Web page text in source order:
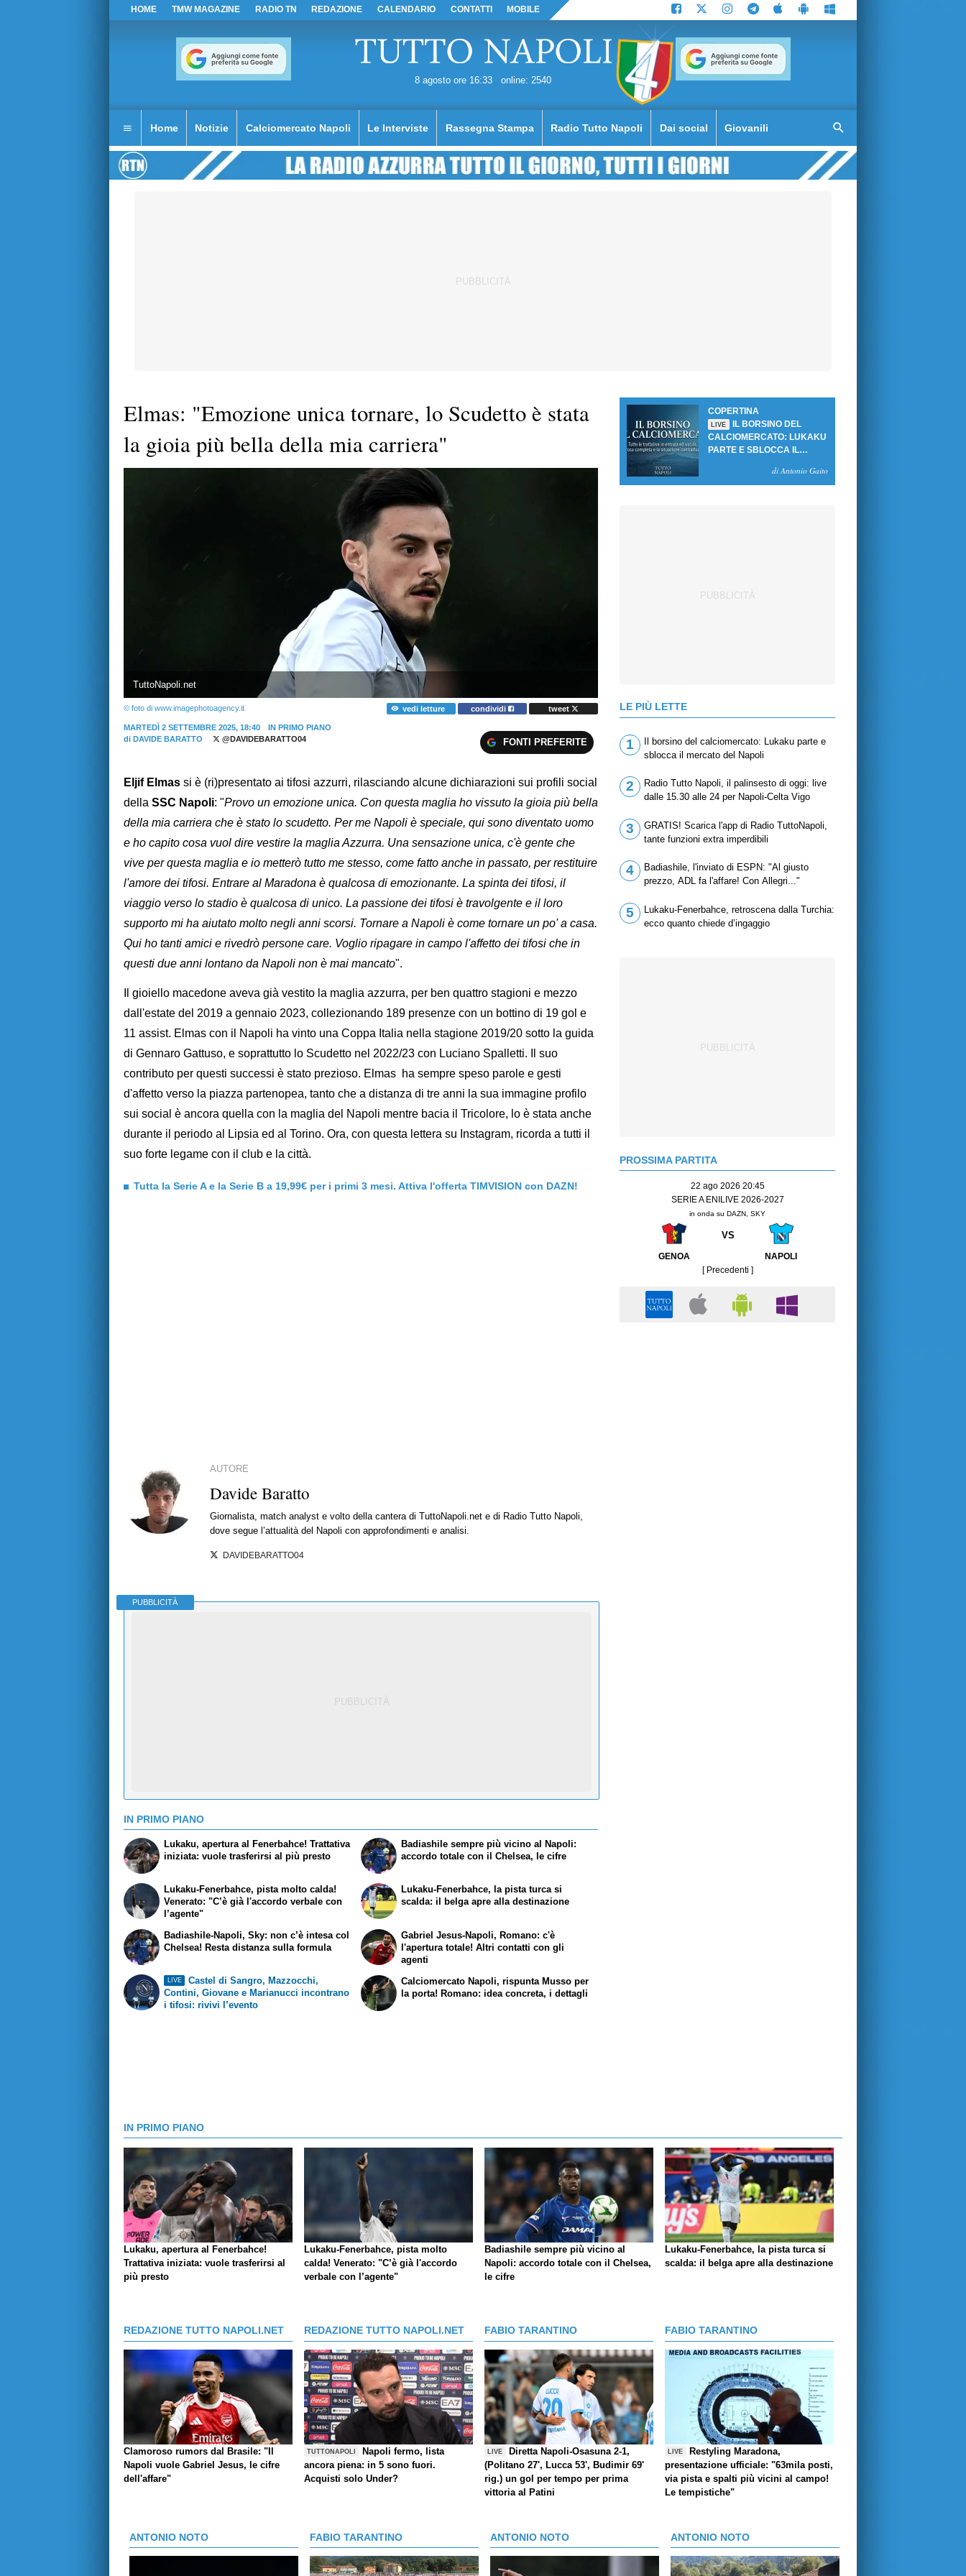
HOME TMW MAGAZINE RADIO TN REDAZIONE CALENDARIO CONTATTI MOBILE
8 agosto ore 16:33 online: 2540
Home Notizie Calciomercato Napoli Le Interviste Rassegna Stampa Radio Tutto Napoli Dai social Giovanili
Elmas: "Emozione unica tornare, lo Scudetto è stata
la gioia più bella della mia carriera"
TuttoNapoli.net
© foto di www.imagephotoagency.it vedi letture condividi tweet
MARTEDÌ 2 SETTEMBRE 2025, 18:40
IN PRIMO PIANO
di DAVIDE BARATTO @DAVIDEBARATTO04 FONTI PREFERITE
Eljif Elmas si è (ri)presentato ai tifosi azzurri, rilasciando alcune dichiarazioni sui profili social
della SSC Napoli: "Provo un emozione unica. Con questa maglia ho vissuto la gioia più bella
della mia carriera che è stato lo scudetto. Per me Napoli è speciale, qui sono diventato uomo
e ho capito cosa vuol dire vestire la maglia Azzurra. Una sensazione unica, c'è gente che
vive per questa maglia e io metterò tutto me stesso, come fatto anche in passato, per restituire
l'amore dei tifosi. Entrare al Maradona è qualcosa di emozionante. La spinta dei tifosi, il
viaggio verso lo stadio è qualcosa di unico. La passione dei tifosi è travolgente e il loro
supporto mi ha aiutato molto negli anni scorsi. Tornare a Napoli è come tornare un po' a casa.
Qui ho tanti amici e rivedrò persone care. Voglio ripagare in campo l'affetto dei tifosi che in
questi due anni lontano da Napoli non è mai mancato".
Il gioiello macedone aveva già vestito la maglia azzurra, per ben quattro stagioni e mezzo
dall'estate del 2019 a gennaio 2023, collezionando 189 presenze con un bottino di 19 gol e
11 assist. Elmas con il Napoli ha vinto una Coppa Italia nella stagione 2019/20 sotto la guida
di Gennaro Gattuso, e soprattutto lo Scudetto nel 2022/23 con Luciano Spalletti. Il suo
contributo per questi successi è stato prezioso. Elmas ha sempre speso parole e gesti
d'affetto verso la piazza partenopea, tanto che a distanza di tre anni la sua immagine profilo
sui social è ancora quella con la maglia del Napoli mentre bacia il Tricolore, lo è stata anche
durante il periodo al Lipsia ed al Torino. Ora, con questa lettera su Instagram, ricorda a tutti il
suo forte legame con il club e la città.
Tutta la Serie A e la Serie B a 19,99€ per i primi 3 mesi. Attiva l'offerta TIMVISION con DAZN!
AUTORE
Davide Baratto
Giornalista, match analyst e volto della cantera di TuttoNapoli.net e di Radio Tutto Napoli,
dove segue l’attualità del Napoli con approfondimenti e analisi.
DAVIDEBARATTO04
PUBBLICITÀ
IN PRIMO PIANO
Lukaku, apertura al Fenerbahce! Trattativa
iniziata: vuole trasferirsi al più presto
Lukaku-Fenerbahce, pista molto calda!
Venerato: "C’è già l'accordo verbale con
l’agente"
Badiashile sempre più vicino al Napoli:
accordo totale con il Chelsea, le cifre
Lukaku-Fenerbahce, la pista turca si
scalda: il belga apre alla destinazione
Badiashile-Napoli, Sky: non c’è intesa col
Chelsea! Resta distanza sulla formula
LIVE
Castel di Sangro, Mazzocchi,
Contini, Giovane e Marianucci incontrano
i tifosi: rivivi l’evento
Gabriel Jesus-Napoli, Romano: c'è
l'apertura totale! Altri contatti con gli
agenti
Calciomercato Napoli, rispunta Musso per
la porta! Romano: idea concreta, i dettagli
COPERTINA
LIVE
IL BORSINO DEL
CALCIOMERCATO: LUKAKU
PARTE E SBLOCCA IL
di Antonio Gaito
LE PIÙ LETTE
1
Il borsino del calciomercato: Lukaku parte e
sblocca il mercato del Napoli
2
Radio Tutto Napoli, il palinsesto di oggi: live
dalle 15.30 alle 24 per Napoli-Celta Vigo
3
GRATIS! Scarica l'app di Radio TuttoNapoli,
tante funzioni extra imperdibili
4
Badiashile, l'inviato di ESPN: "Al giusto
prezzo, ADL fa l'affare! Con Allegri..."
5
Lukaku-Fenerbahce, retroscena dalla Turchia:
ecco quanto chiede d’ingaggio
PROSSIMA PARTITA
22 ago 2026 20:45
SERIE A ENILIVE 2026-2027
in onda su DAZN, SKY
VS
GENOA
NAPOLI
[ Precedenti ]
IN PRIMO PIANO
Lukaku, apertura al Fenerbahce!
Trattativa iniziata: vuole trasferirsi al
più presto
Lukaku-Fenerbahce, pista molto
calda! Venerato: "C’è già l'accordo
verbale con l’agente"
Badiashile sempre più vicino al
Napoli: accordo totale con il Chelsea,
le cifre
Lukaku-Fenerbahce, la pista turca si
scalda: il belga apre alla destinazione
REDAZIONE TUTTO NAPOLI.NET
Clamoroso rumors dal Brasile: "Il
Napoli vuole Gabriel Jesus, le cifre
dell'affare"
REDAZIONE TUTTO NAPOLI.NET
TUTTONAPOLI
Napoli fermo, lista
ancora piena: in 5 sono fuori.
Acquisti solo Under?
FABIO TARANTINO
LIVE
Diretta Napoli-Osasuna 2-1,
(Politano 27', Lucca 53', Budimir 69'
rig.) un gol per tempo per prima
vittoria al Patini
FABIO TARANTINO
LIVE
Restyling Maradona,
presentazione ufficiale: "63mila posti,
via pista e spalti più vicini al campo!
Le tempistiche"
ANTONIO NOTO FABIO TARANTINO ANTONIO NOTO ANTONIO NOTO